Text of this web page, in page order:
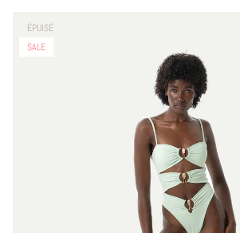
-68%
ÉPUISÉ
SALE